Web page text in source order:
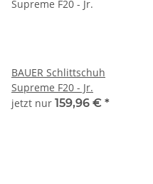
BAUER Schlittschuh
Supreme F20 - Jr.
jetzt nur 159,96 € *